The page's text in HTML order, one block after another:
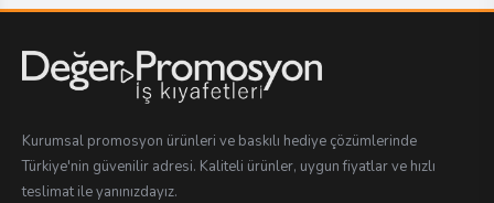
Kurumsal promosyon ürünleri ve baskılı hediye çözümlerinde
Türkiye'nin güvenilir adresi. Kaliteli ürünler, uygun fiyatlar ve hızlı
teslimat ile yanınızdayız.